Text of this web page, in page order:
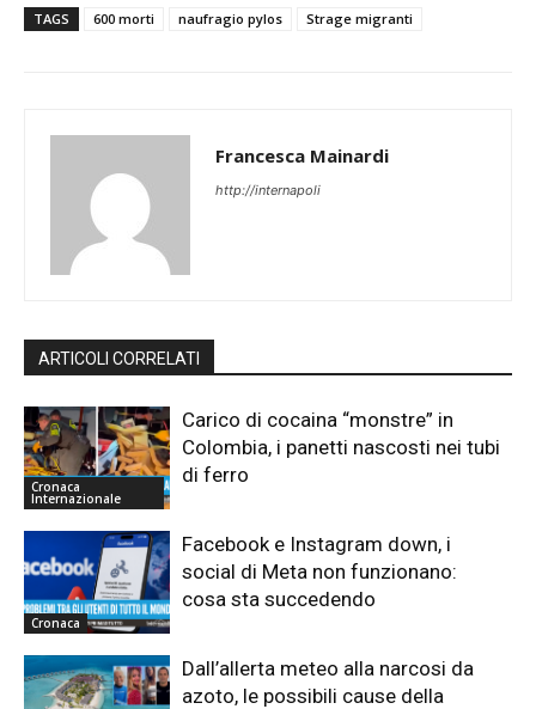
TAGS 600 morti naufragio pylos Strage migranti
Francesca Mainardi
http://internapoli
ARTICOLI CORRELATI
Cronaca
Internazionale
Carico di cocaina “monstre” in
Colombia, i panetti nascosti nei tubi
di ferro
Cronaca
Facebook e Instagram down, i
social di Meta non funzionano:
cosa sta succedendo
Dall’allerta meteo alla narcosi da
azoto, le possibili cause della